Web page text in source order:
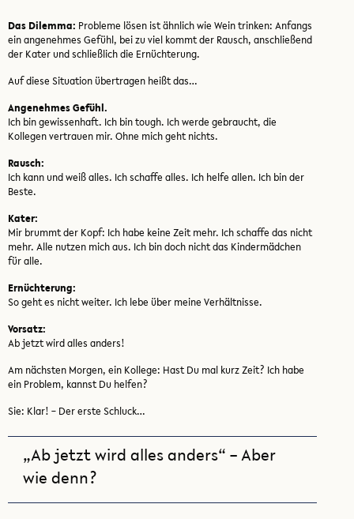
Das Dilemma: Probleme lösen ist ähnlich wie Wein trinken: Anfangs
ein angenehmes Gefühl, bei zu viel kommt der Rausch, anschließend
der Kater und schließlich die Ernüchterung.
Auf diese Situation übertragen heißt das…
Angenehmes Gefühl.
Ich bin gewissenhaft. Ich bin tough. Ich werde gebraucht, die
Kollegen vertrauen mir. Ohne mich geht nichts.
Rausch:
Ich kann und weiß alles. Ich schaffe alles. Ich helfe allen. Ich bin der
Beste.
Kater:
Mir brummt der Kopf: Ich habe keine Zeit mehr. Ich schaffe das nicht
mehr. Alle nutzen mich aus. Ich bin doch nicht das Kindermädchen
für alle.
Ernüchterung:
So geht es nicht weiter. Ich lebe über meine Verhältnisse.
Vorsatz:
Ab jetzt wird alles anders!
Am nächsten Morgen, ein Kollege: Hast Du mal kurz Zeit? Ich habe
ein Problem, kannst Du helfen?
Sie: Klar! – Der erste Schluck…
„Ab jetzt wird alles anders“ – Aber
wie denn?